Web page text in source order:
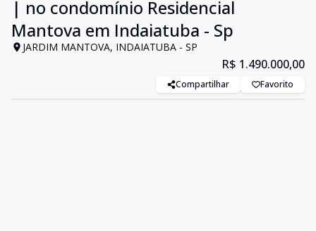
| no condomínio Residencial
Mantova em Indaiatuba - Sp
JARDIM MANTOVA, INDAIATUBA - SP
R$ 1.490.000,00
Compartilhar Favorito